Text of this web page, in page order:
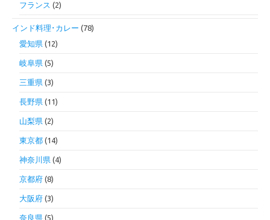
フランス (2)
インド料理･カレー (78)
愛知県 (12)
岐阜県 (5)
三重県 (3)
長野県 (11)
山梨県 (2)
東京都 (14)
神奈川県 (4)
京都府 (8)
大阪府 (3)
奈良県 (5)